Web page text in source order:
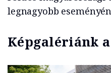
legnagyobb
Képgalériánk